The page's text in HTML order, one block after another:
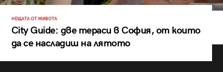
НЕЩАТА ОТ ЖИВОТА
City Guide: две тераси в София, от които
да се насладиш на лятото